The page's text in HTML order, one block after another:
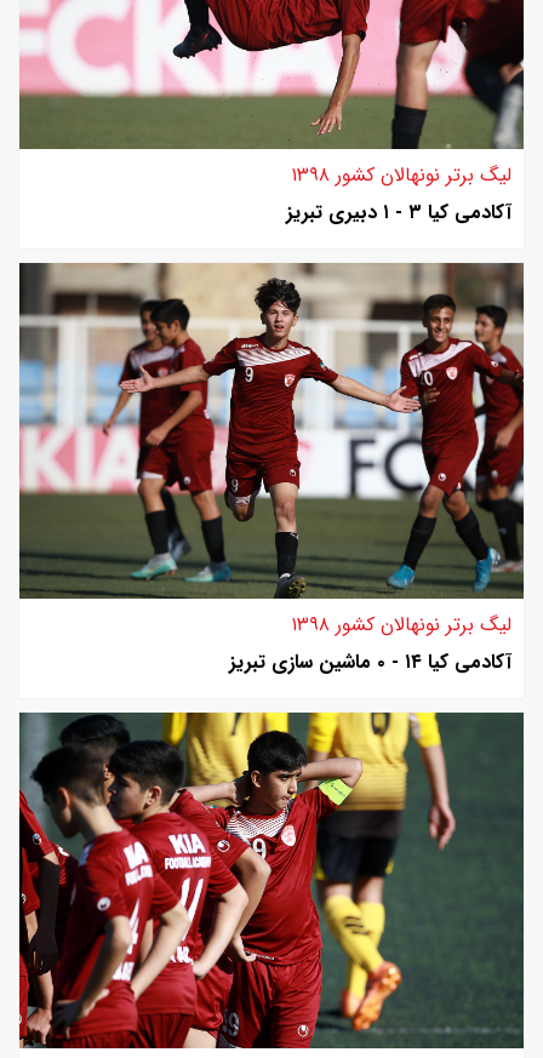
لیگ برتر نونهالان کشور ۱۳۹۸
آکادمی کیا ۳ - ۱ دبیری تبریز
لیگ برتر نونهالان کشور ۱۳۹۸
آکادمی کیا ۱۴ - ۰ ماشین سازی تبریز